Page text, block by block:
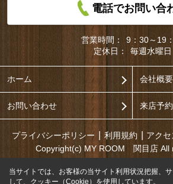
電話でお問い合
営業時間：
9：30～19
定休日：
毎週水曜日
ホーム 会社概要
お問い合わせ 来店予約
プライバシーポリシー 利用規約 アク
Copyright(c) MY ROOM 関目店 All
当サイトでは、お客様の当サイト利用状況把握、
して、クッキー（Cookie）を使用しています。